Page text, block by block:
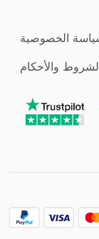
الخصوصية
والأحكام